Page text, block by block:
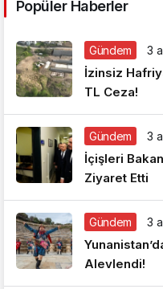
Gündüz
Gündüz
Gece
Gece
Sistem
Sistem
Popüler Haberler
Gündem 3
İzinsiz
TL Ceza!
Gündem 3
İçişleri
Ziyaret Etti
Gündem 3
Alevlendi!